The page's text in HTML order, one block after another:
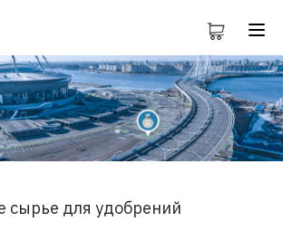
сырье для удобрений